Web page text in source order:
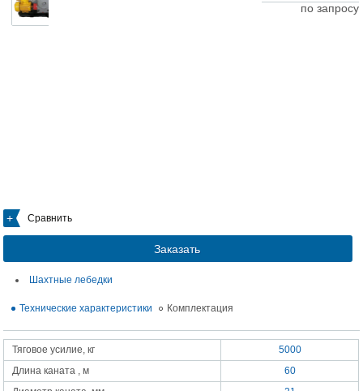
Сравнить
Заказать
по запросу
Шахтные лебедки
Технические характеристики Комплектация
Тяговое усилие, кг
5000
Длина каната , м
60